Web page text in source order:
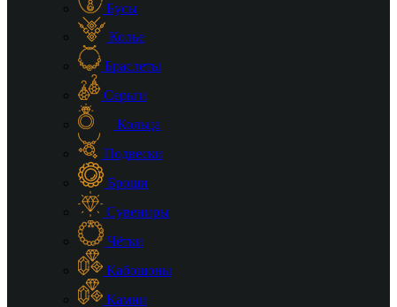
Бусы
Колье
Браслеты
Серьги
Кольца
Подвески
Броши
Сувениры
Чётки
Кабошоны
Камни